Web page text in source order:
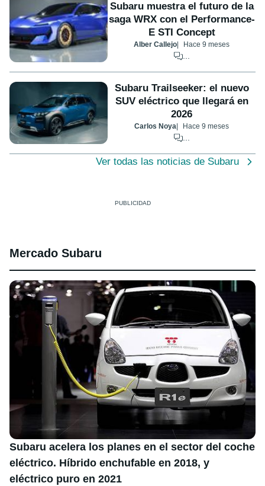
Subaru muestra el futuro de la
saga WRX con el Performance-
E STI Concept
Alber Callejo Hace 9 meses
...
Subaru Trailseeker: el nuevo
SUV eléctrico que llegará en
2026
Carlos Noya Hace 9 meses
...
Ver todas las noticias de Subaru
Mercado Subaru
Subaru acelera los planes en el sector del coche
eléctrico. Híbrido enchufable en 2018, y
eléctrico puro en 2021